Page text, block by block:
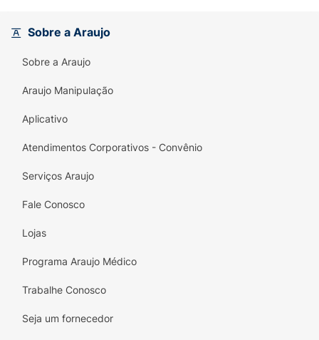
Sobre a Araujo
Sobre a Araujo
Araujo Manipulação
Aplicativo
Atendimentos Corporativos - Convênio
Serviços Araujo
Fale Conosco
Lojas
Programa Araujo Médico
Trabalhe Conosco
Seja um fornecedor